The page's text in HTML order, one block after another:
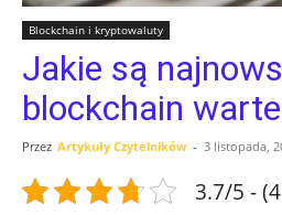
Blockchain i kryptowaluty
Jakie są
blockchain
Przez Artykuły Czytelników - 3 listopada,
3.7/5 -